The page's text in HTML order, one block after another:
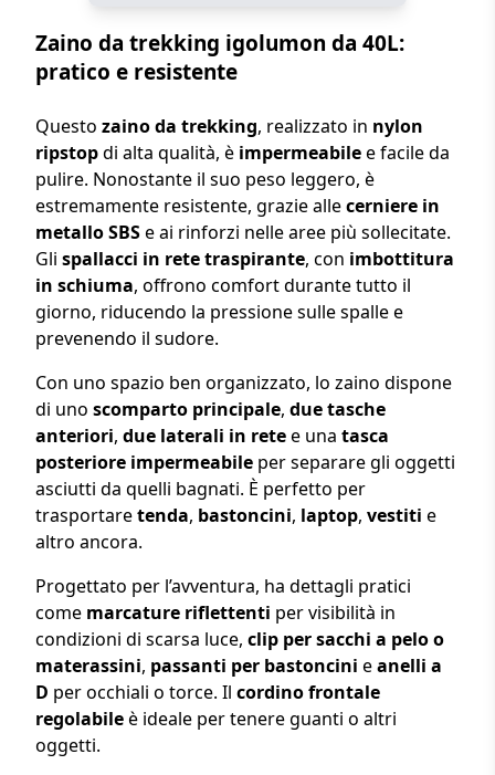
Zaino da trekking igolumon da 40L:
pratico e resistente
Questo zaino da trekking, realizzato in nylon
ripstopdi alta qualità, è impermeabilee facile da
pulire. Nonostante il suo peso leggero, è
estremamente resistente, grazie allecerniere in
metallo SBSe ai rinforzi nelle aree più sollecitate.
Gli spallacci in rete traspirante, con imbottitura
in schiuma, offrono comfort durante tutto il
giorno, riducendo la pressione sulle spalle e
prevenendo il sudore.
Con uno spazio ben organizzato, lo zaino dispone
di uno scomparto principale, due tasche
anteriori, due laterali in retee una tasca
posteriore impermeabile per separare gli oggetti
asciutti da quelli bagnati. È perfetto per
trasportaretenda, bastoncini, laptop, vestiti e
altro ancora.
Progettato per l’avventura, ha dettagli pratici
come marcature riflettenti per visibilità in
condizioni di scarsa luce, clip per sacchi a pelo o
materassini, passanti per bastoncini eanelli a
D per occhiali o torce. Il cordino frontale
regolabileè ideale per tenere guanti o altri
oggetti.